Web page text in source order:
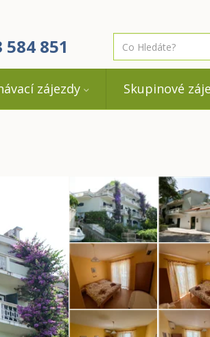
584 851
hledáte
zájezdy Skupinové